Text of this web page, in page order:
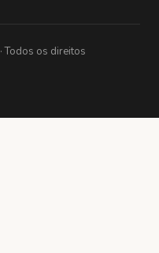
· Todos os direitos